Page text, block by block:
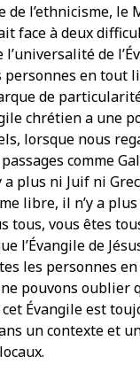
de l’ethnicisme, le
face à deux
de
personnes en tout
de
chrétien a une
lorsque nous
comme
a plus ni Juif ni
libre, il n’y a
tous, vous êtes
l’Évangile de
les personnes
pouvons oublier
Évangile est
un contexte et